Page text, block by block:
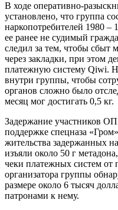
В ходе оперативно-
установлено, что группа
наркопотребителей 1980 –
ее ранее не судимый
следил за тем, чтобы сбыт
через закладки, при этом
платежную систему Qiwi.
внутри группы, чтобы
органов сложно было
месяц мог достигать 0,5 кг.
Задержание участников
поддержке спецназа
жительства задержанных
изъяли около 50 г
чеки платежных систем от
организатора группы
размере около 6 тысяч
патронами к нему.